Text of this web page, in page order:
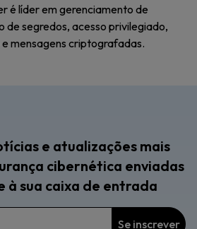
é líder em gerenciamento de
de segredos, acesso privilegiado,
mensagens criptografadas.
e atualizações mais
cibernética enviadas
à sua caixa de entrada